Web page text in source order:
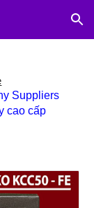
Skip to navigation
Suppliers
cao cấp